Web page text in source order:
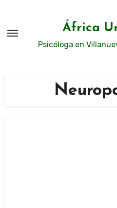
contenido
África
Psicóloga en